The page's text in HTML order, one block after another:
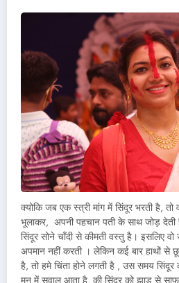
क्योकि जब एक स्त्री मांग में सिंदूर भरती है, तो
भूलाकर, अपनी पहचान पती के साथ जोड़ देती
सिंदूर सोने चाँदी से कीमती वस्तु है। इसलिए
अपमान नहीं करती । लेकिन कई बार हाथों से
है, तो हमे चिंता होने लगती है , उस समय सिंदूर